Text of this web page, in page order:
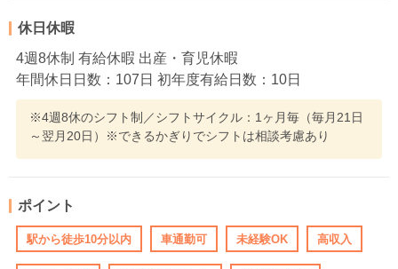
休日休暇
4週8休制 有給休暇 出産・育児休暇
年間休日日数：107日 初年度有給日数：10日
※4週8休のシフト制／シフトサイクル：1ヶ月毎（毎月21日
～翌月20日）※できるかぎりでシフトは相談考慮あり
ポイント
駅から徒歩10分以内 車通勤可 未経験OK 高収入